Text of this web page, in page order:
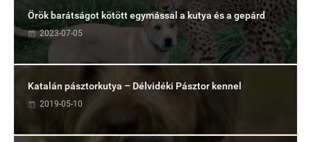
Örök barátságot kötött egymással a kutya és a gepárd
2023-07-05
Katalán pásztorkutya – Délvidéki Pásztor kennel
2019-05-10